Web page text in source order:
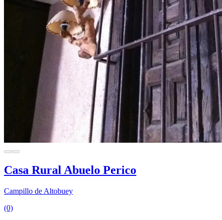
Casa Rural Abuelo Perico
Campillo de Altobuey
(0)